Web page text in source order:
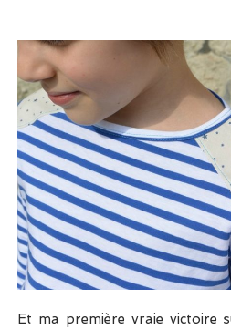
Et ma première vraie victoire